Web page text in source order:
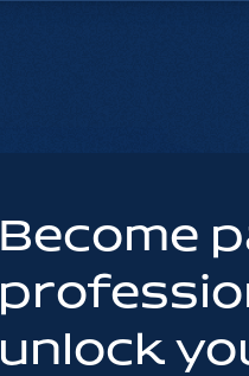
Become
unlock